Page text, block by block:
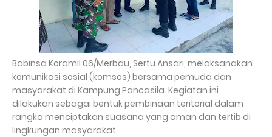
Babinsa Koramil 06/Merbau, Sertu Ansari, melaksanakan
komunikasi sosial (komsos) bersama pemuda dan
masyarakat di Kampung Pancasila. Kegiatan ini
dilakukan sebagai bentuk pembinaan teritorial dalam
rangka menciptakan suasana yang aman dan tertib di
lingkungan masyarakat.